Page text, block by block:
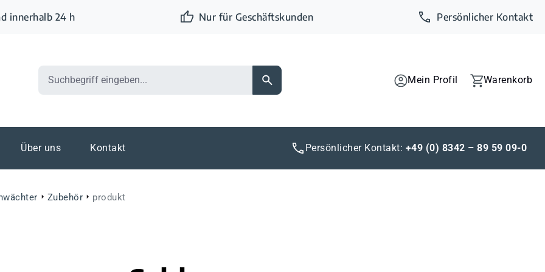
innerhalb 24 h Nur für Geschäftskunden Persönlicher Kontakt
Mein Profil Warenkorb
Über uns Kontakt Persönlicher Kontakt: +49 (0) 8342 – 89 59 09-0
Zubehör produkt